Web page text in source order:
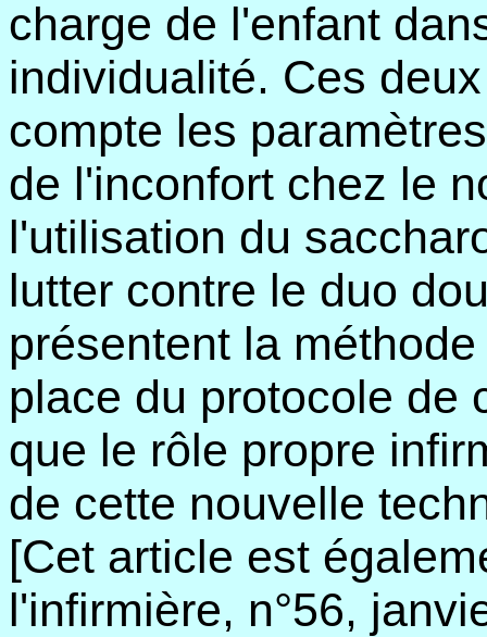
charge de l'enfant
individualité. Ces
compte les
de l'inconfort chez le
l'utilisation du
lutter contre le duo
présentent la
place du protocole de
que le rôle propre
de cette nouvelle
[Cet article est
l'infirmière, n°56,